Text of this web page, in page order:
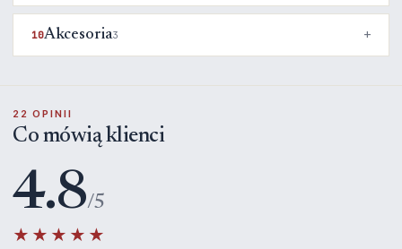
10Akcesoria3
22 OPINII
Co mówią klienci
4.8/5
★★★★★